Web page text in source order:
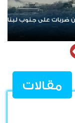
مبادرات نوعية
مقالات